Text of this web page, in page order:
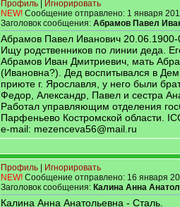
Профиль
Игнорировать
NEW! Сообщение отправлено: 1 января
Заголовок сообщения: Абрамов Павел
Абрамов Павел Иванович
Ищу родственников по линии деда.
Абрамов Иван Дмитриевич, мать
(Ивановна?). Дед воспитывался в
приюте г. Ярославля, у него были
Федор, Александр, Павел и сестра
Работал управляющим отделения
Парфеньево Костромской области.
e-mail: mezenceva56@mail.ru
Профиль
Игнорировать
NEW! Сообщение отправлено: 16 января
Заголовок сообщения: Калина Анна
Калина Анна Анатольевна - Сталь.